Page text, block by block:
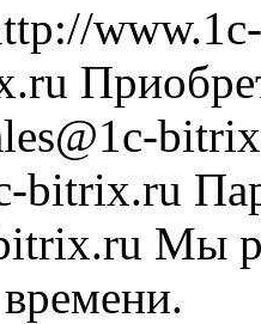
bitrix.ru
Мы